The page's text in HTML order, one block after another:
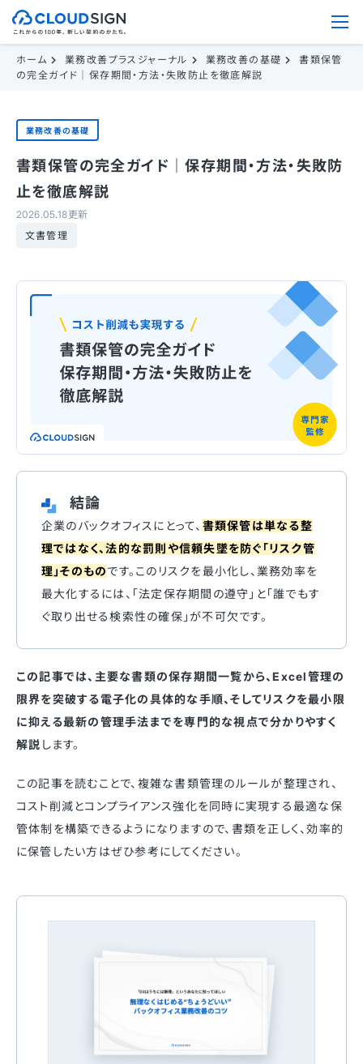
ホーム 業務改善プラスジャーナル 業務改善の基礎
書類保管
の完全ガイド｜保存期間・方法・失敗防止を徹底解説
業務改善の基礎
書類保管の完全ガイド｜保存期間・方法・失敗防
止を徹底解説
2026.05.18更新
文書管理
結論
企業のバックオフィスにとって、 書類保管は単なる整
理ではなく、法的な罰則や信頼失墜を防ぐ「リスク管
理」そのものです。このリスクを最小化し、業務効率を
最大化するには、「法定保存期間の遵守」と「誰でもす
ぐ取り出せる検索性の確保」が不可欠です。
この記事では、主要な書類の保存期間一覧から、Excel管理の
限界を突破する電子化の具体的な手順、そしてリスクを最小限
に抑える最新の管理手法までを専門的な視点で分かりやすく
解説 します。
この記事を読むことで、複雑な書類管理のルールが整理され、
コスト削減とコンプライアンス強化を同時に実現する最適な保
管体制を構築できるようになりますので、書類を正しく、効率的
に保管したい方はぜひ参考にしてください。